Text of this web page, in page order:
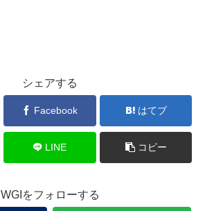
シェアする
Facebook はてブ
LINE コピー
WGIをフォローする